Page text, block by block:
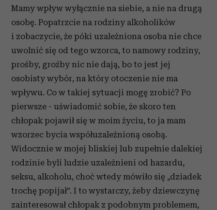
Mamy wpływ wyłącznie na siebie, a nie na drugą
osobę. Popatrzcie na rodziny alkoholików
i zobaczycie, że póki uzależniona osoba nie chce
uwolnić się od tego wzorca, to namowy rodziny,
prośby, groźby nic nie dają, bo to jest jej
osobisty wybór, na który otoczenie nie ma
wpływu. Co w takiej sytuacji mogę zrobić? Po
pierwsze - uświadomić sobie, że skoro ten
chłopak pojawił się w moim życiu, to ja mam
wzorzec bycia współuzależnioną osobą.
Widocznie w mojej bliskiej lub zupełnie dalekiej
rodzinie byli ludzie uzależnieni od hazardu,
seksu, alkoholu, choć wtedy mówiło się „dziadek
trochę popijał”. I to wystarczy, żeby dziewczynę
zainteresował chłopak z podobnym problemem,